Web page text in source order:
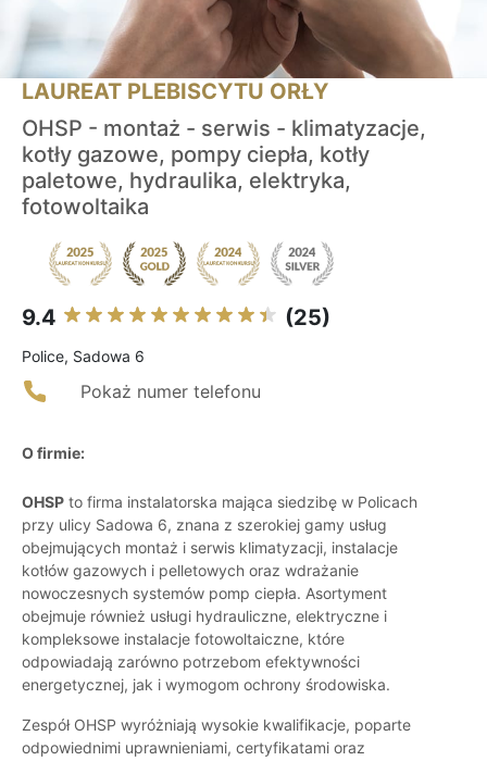
LAUREAT PLEBISCYTU ORŁY
OHSP - montaż - serwis - klimatyzacje,
kotły gazowe, pompy ciepła, kotły
paletowe, hydraulika, elektryka,
fotowoltaika
9.4 (25)
Police, Sadowa 6
Pokaż numer telefonu
O firmie:
OHSP to firma instalatorska mająca siedzibę w Policach
przy ulicy Sadowa 6, znana z szerokiej gamy usług
obejmujących montaż i serwis klimatyzacji, instalacje
kotłów gazowych i pelletowych oraz wdrażanie
nowoczesnych systemów pomp ciepła. Asortyment
obejmuje również usługi hydrauliczne, elektryczne i
kompleksowe instalacje fotowoltaiczne, które
odpowiadają zarówno potrzebom efektywności
energetycznej, jak i wymogom ochrony środowiska.
Zespół OHSP wyróżniają wysokie kwalifikacje, poparte
odpowiednimi uprawnieniami, certyfikatami oraz